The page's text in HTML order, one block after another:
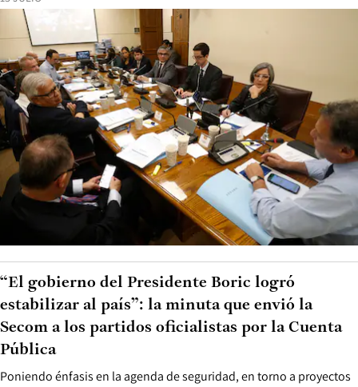
Poniendo énfasis en la agenda de seguridad, en torno a proyectos
“El gobierno del Presidente Boric logró
estabilizar al país”: la minuta que envió la
Secom a los partidos oficialistas por la Cuenta
Pública